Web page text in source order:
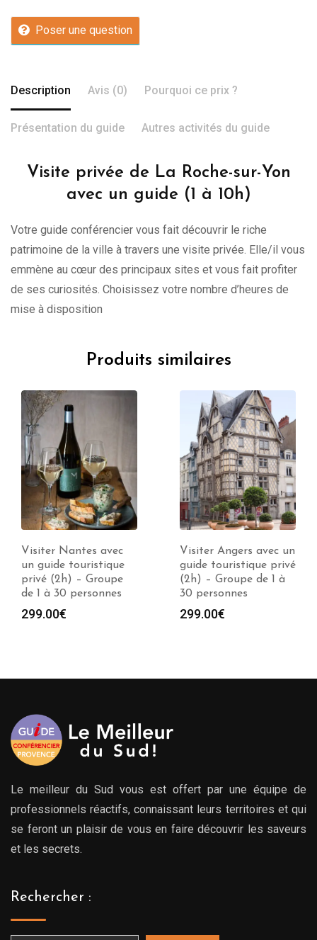
Poser une question
Description Avis (0) Pourquoi ce prix ?
Présentation du guide Autres activités du guide
Visite privée de La Roche-sur-Yon
avec un guide (1 à 10h)
Votre guide conférencier vous fait découvrir le riche
patrimoine de la ville à travers une visite privée. Elle/il vous
emmène au cœur des principaux sites et vous fait profiter
de ses curiosités. Choisissez votre nombre d’heures de
mise à disposition
Produits similaires
Visiter Nantes avec
un guide touristique
privé (2h) – Groupe
de 1 à 30 personnes
299.00€
Visiter Angers avec un
guide touristique privé
(2h) – Groupe de 1 à
30 personnes
299.00€
Le meilleur du Sud vous est offert par une équipe de
professionnels réactifs, connaissant leurs territoires et qui
se feront un plaisir de vous en faire découvrir les saveurs
et les secrets.
Rechercher :